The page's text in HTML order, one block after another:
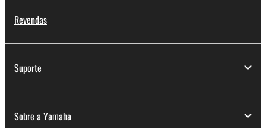
Revendas
Suporte
Sobre a Yamaha